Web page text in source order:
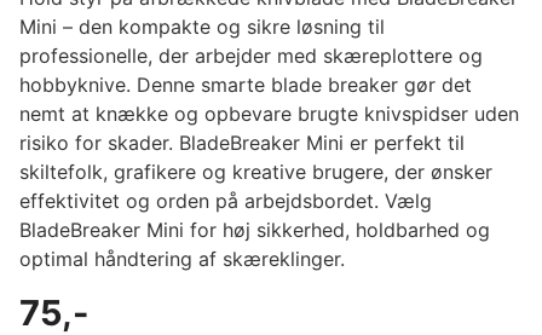
Mini – den kompakte og sikre løsning til
professionelle, der arbejder med skæreplottere og
hobbyknive. Denne smarte blade breaker gør det
nemt at knække og opbevare brugte knivspidser uden
risiko for skader. BladeBreaker Mini er perfekt til
skiltefolk, grafikere og kreative brugere, der ønsker
effektivitet og orden på arbejdsbordet. Vælg
BladeBreaker Mini for høj sikkerhed, holdbarhed og
optimal håndtering af skæreklinger.
75,-